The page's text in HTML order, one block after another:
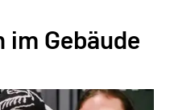
Gebäude